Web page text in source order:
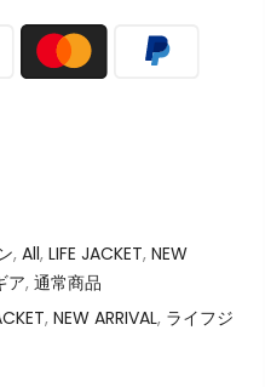
, All, LIFE JACKET, NEW
ア, 通常商品
, NEW ARRIVAL, ライフジ